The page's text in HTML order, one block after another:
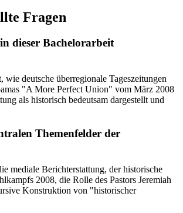
Fragen
dieser Bachelorarbeit
wie deutsche überregionale Tageszeitungen
"A More Perfect Union" vom März 2008
als historisch bedeutsam dargestellt und
Themenfelder der
mediale Berichterstattung, der historische
2008, die Rolle des Pastors Jeremiah
Konstruktion von "historischer